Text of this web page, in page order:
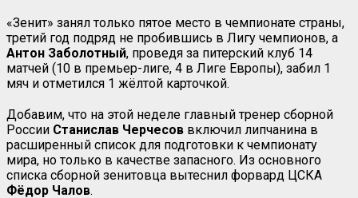
«Зенит» занял только пятое место в чемпионате страны,
третий год подряд не пробившись в Лигу чемпионов, а
Антон Заболотный, проведя за питерский клуб 14
матчей (10 в премьер-лиге, 4 в Лиге Европы), забил 1
мяч и отметился 1 жёлтой карточкой.
Добавим, что на этой неделе главный тренер сборной
России Станислав Черчесов включил липчанина в
расширенный список для подготовки к чемпионату
мира, но только в качестве запасного. Из основного
списка сборной зенитовца вытеснил форвард ЦСКА
Фёдор Чалов.